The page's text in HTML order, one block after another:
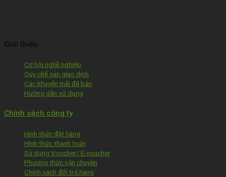
Giới thiệu
Cơ hội nghề nghiệp
Quy chế sàn giao dịch
Các khuyến mãi đã bán
Hướng dẫn sử dụng
Chính sách công ty
Hình thức đặt hàng
Hình thức thanh toán
Sử dụng Voucher/ E-voucher
Phương thức vận chuyên
Chính sách đổi trả hàng